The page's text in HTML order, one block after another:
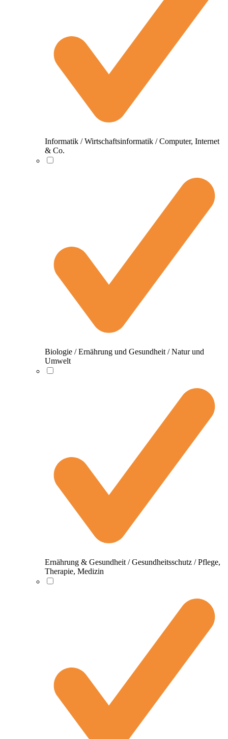
Informatik / Wirtschaftsinformatik / Computer, Internet
& Co.
Biologie / Ernährung und Gesundheit / Natur und
Umwelt
Ernährung & Gesundheit / Gesundheitsschutz / Pflege,
Therapie, Medizin